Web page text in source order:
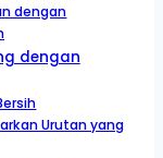
dengan
dengan
Urutan yang